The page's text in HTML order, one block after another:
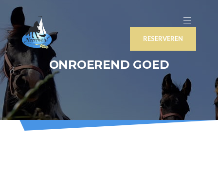
RESERVEREN
ONROEREND GOED